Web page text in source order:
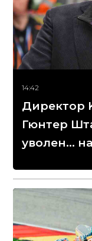
14:42
Директор
Гюнтер
уволен...